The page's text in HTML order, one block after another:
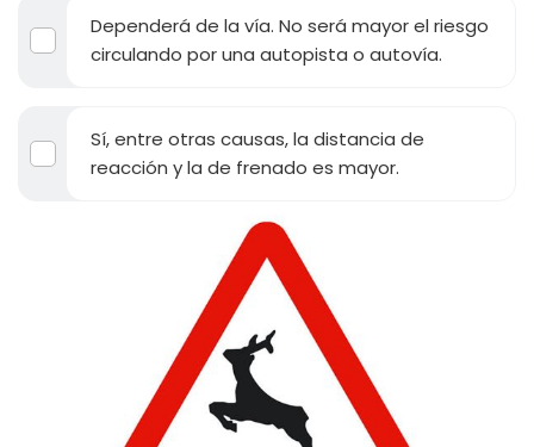
Dependerá de la vía. No será mayor el riesgo
circulando por una autopista o autovía.
Sí, entre otras causas, la distancia de
reacción y la de frenado es mayor.